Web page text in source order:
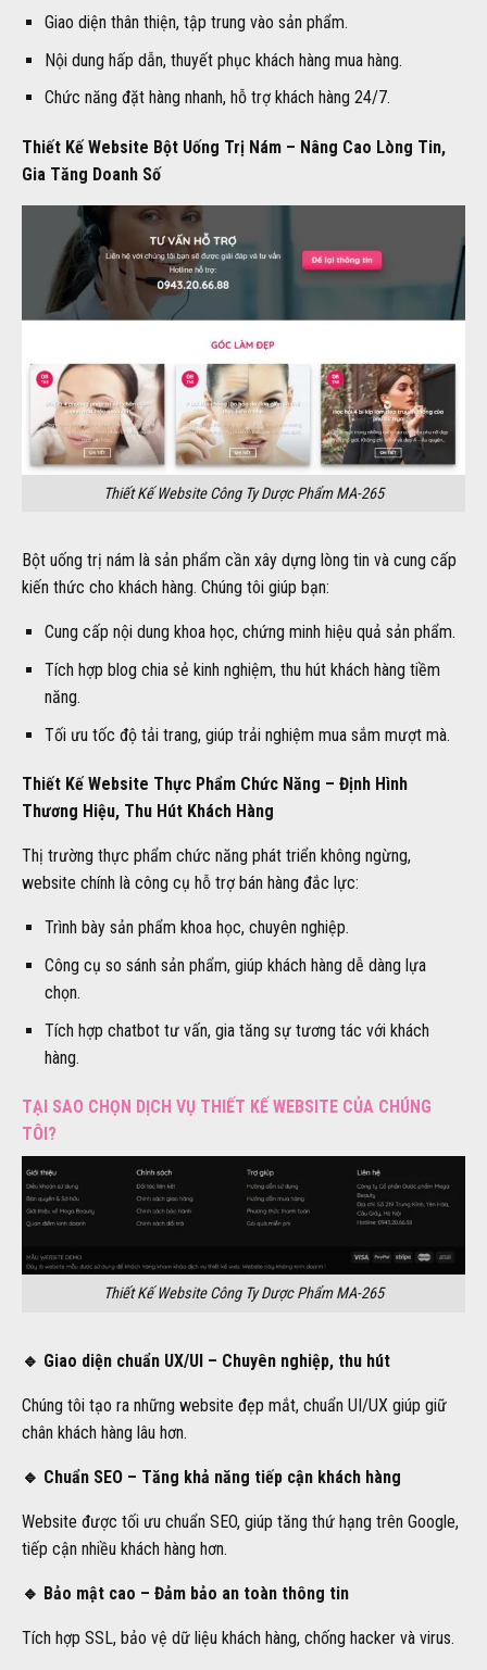
Giao diện thân thiện, tập trung vào sản phẩm.
Nội dung hấp dẫn, thuyết phục khách hàng mua hàng.
Chức năng đặt hàng nhanh, hỗ trợ khách hàng 24/7.
Thiết Kế Website Bột Uống Trị Nám – Nâng Cao Lòng Tin,
Gia Tăng Doanh Số
Thiết Kế Website Công Ty Dược Phẩm MA-265
Bột uống trị nám là sản phẩm cần xây dựng lòng tin và cung cấp
kiến thức cho khách hàng. Chúng tôi giúp bạn:
Cung cấp nội dung khoa học, chứng minh hiệu quả sản phẩm.
Tích hợp blog chia sẻ kinh nghiệm, thu hút khách hàng tiềm
năng.
Tối ưu tốc độ tải trang, giúp trải nghiệm mua sắm mượt mà.
Thiết Kế Website Thực Phẩm Chức Năng – Định Hình
Thương Hiệu, Thu Hút Khách Hàng
Thị trường thực phẩm chức năng phát triển không ngừng,
website chính là công cụ hỗ trợ bán hàng đắc lực:
Trình bày sản phẩm khoa học, chuyên nghiệp.
Công cụ so sánh sản phẩm, giúp khách hàng dễ dàng lựa
chọn.
Tích hợp chatbot tư vấn, gia tăng sự tương tác với khách
hàng.
TẠI SAO CHỌN DỊCH VỤ THIẾT KẾ WEBSITE CỦA CHÚNG
TÔI?
Thiết Kế Website Công Ty Dược Phẩm MA-265
🔹 Giao diện chuẩn UX/UI – Chuyên nghiệp, thu hút
Chúng tôi tạo ra những website đẹp mắt, chuẩn UI/UX giúp giữ
chân khách hàng lâu hơn.
🔹 Chuẩn SEO – Tăng khả năng tiếp cận khách hàng
Website được tối ưu chuẩn SEO, giúp tăng thứ hạng trên Google,
tiếp cận nhiều khách hàng hơn.
🔹 Bảo mật cao – Đảm bảo an toàn thông tin
Tích hợp SSL, bảo vệ dữ liệu khách hàng, chống hacker và virus.